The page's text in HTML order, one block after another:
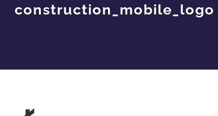
construction_mobile_logo